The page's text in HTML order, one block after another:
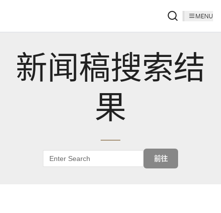
MENU
新闻稿搜索结
果
前往